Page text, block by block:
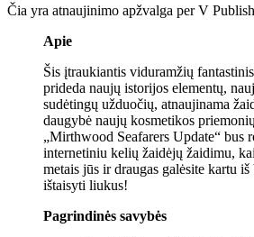
Čia yra atnaujinimo apžvalga per V
Apie
Šis įtraukiantis viduramžių
prideda naujų istorijos elementų,
sudėtingų užduočių, atnaujinama
daugybė naujų kosmetikos
„Mirthwood Seafarers Update“ bus
internetiniu kelių žaidėjų žaidimu,
metais jūs ir draugas galėsite kartu
ištaisyti liukus!
Pagrindinės savybės